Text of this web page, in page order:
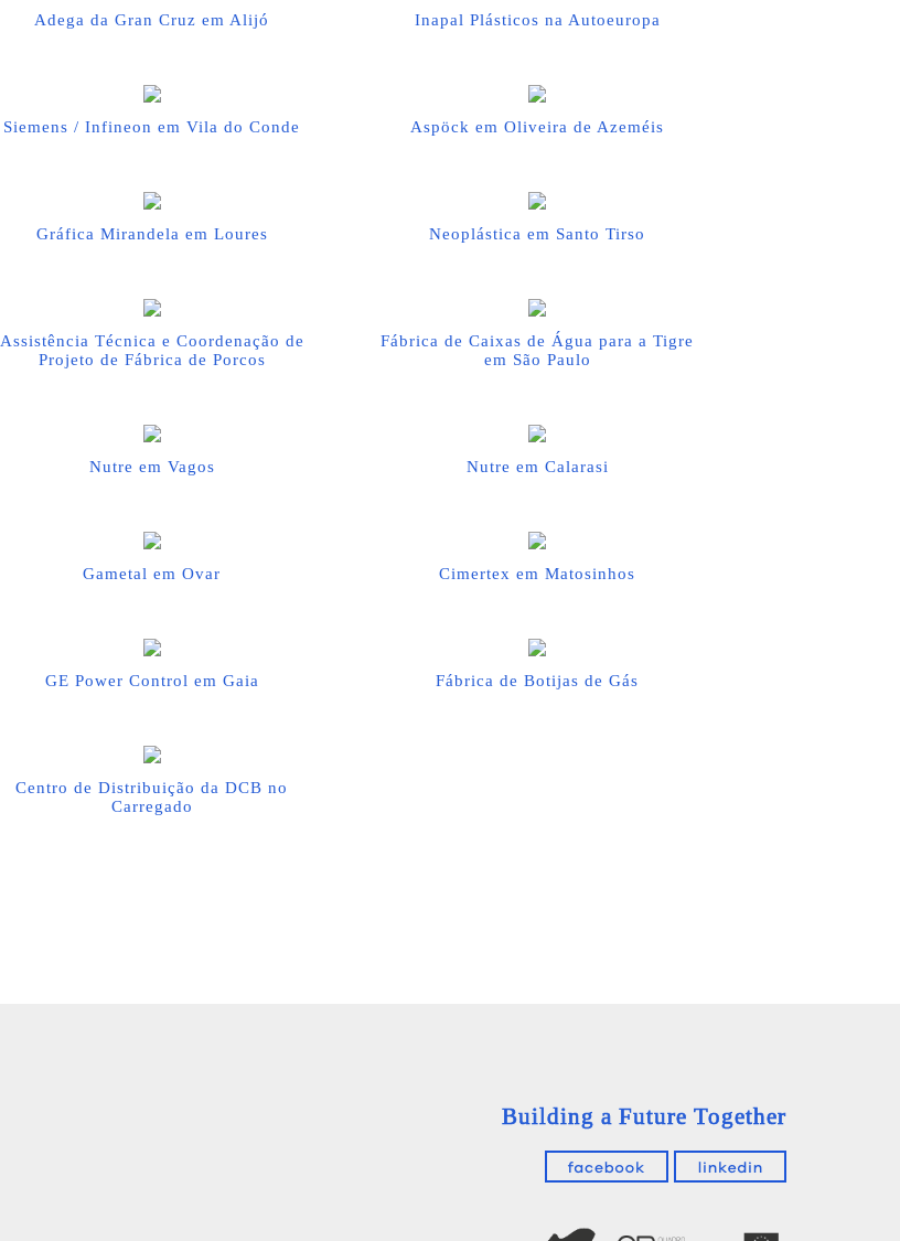
Adega da Gran Cruz em Alijó Inapal Plásticos na Autoeuropa
Siemens / Infineon em Vila do Conde Aspöck em Oliveira de Azeméis
Gráfica Mirandela em Loures Neoplástica em Santo Tirso
Assistência Técnica e Coordenação de
Projeto de Fábrica de Porcos
Fábrica de Caixas de Água para a Tigre
em São Paulo
Nutre em Vagos Nutre em Calarasi
Gametal em Ovar Cimertex em Matosinhos
GE Power Control em Gaia Fábrica de Botijas de Gás
Centro de Distribuição da DCB no
Carregado
Building a Future Together